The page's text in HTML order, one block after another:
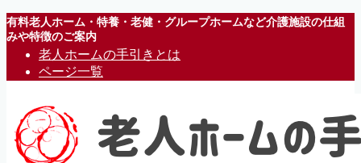
有料老人ホーム・特養・老健・グループホームなど介護施設の仕組
みや特徴のご案内
老人ホームの手引きとは
ページ一覧